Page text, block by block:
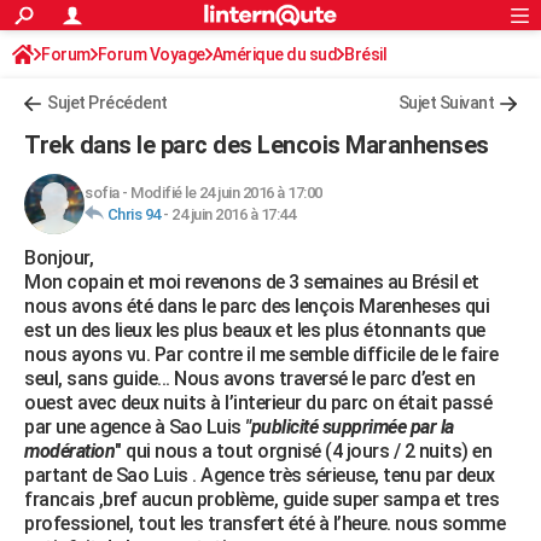
ACTUALITÉS
Politique
Société
Faits Divers
Education
Monde
Villes
+
FINANCE
Retraite
Impôts
Epargne
Immobilier
Risques naturels par ville
Banque
Assurance
Crédit
AUTO
Essais
Réserver un essai
Citadines
Berlines
SUV
Forum auto
+HIGH-TECH
Mobiles
Meilleur smartphone
Internet
Ordinateurs
Jeux vidéo
Guide high-tech
+BRICOLAGE
Forum
Aménagement intérieur
Extérieur
Cuisine
Salle de bains
Jardinage
Rangement
WEEK-END
LIFESTYLE
Art de vivre
Bien-être
Loisirs
Modes de vie
SANTE
Alimentation
Guide de la santé
Maladies
Médicaments
Sommeil
VOYAGE
S'inscrire
Connexion
Forum Forum Voyage Amérique du sud Brésil
Sujet Précédent Sujet Suivant
Trek dans le parc des Lencois Maranhenses
sofia- Modifié le 24 juin 2016 à 17:00
Chris 94- 24 juin 2016 à 17:44
Bonjour,
Mon copain et moi revenons de 3 semaines au Brésil et
nous avons été dans le parc des lençois Marenheses qui
est un des lieux les plus beaux et les plus étonnants que
nous ayons vu. Par contre il me semble difficile de le faire
seul, sans guide... Nous avons traversé le parc d’est en
ouest avec deux nuits à l’interieur du parc on était passé
par une agence à Sao Luis "publicité supprimée par la
modération" qui nous a tout orgnisé (4 jours / 2 nuits) en
partant de Sao Luis . Agence très sérieuse, tenu par deux
francais ,bref aucun problème, guide super sampa et tres
professionel, tout les transfert été à l’heure. nous somme